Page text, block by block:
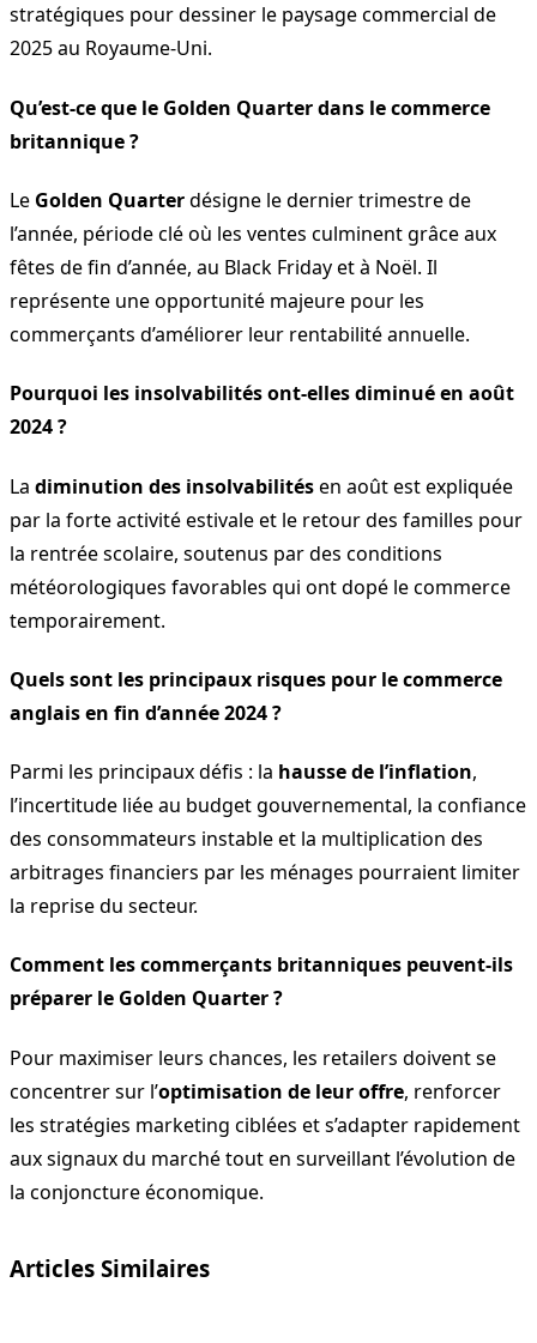
stratégiques pour dessiner le paysage commercial de
2025 au Royaume-Uni.
Qu’est-ce que le Golden Quarter dans le commerce
britannique ?
Le Golden Quarterdésigne le dernier trimestre de
l’année, période clé où les ventes culminent grâce aux
fêtes de fin d’année, au Black Friday et à Noël. Il
représente une opportunité majeure pour les
commerçants d’améliorer leur rentabilité annuelle.
Pourquoi les insolvabilités ont-elles diminué en août
2024 ?
La diminution des insolvabilitésen août est expliquée
par la forte activité estivale et le retour des familles pour
la rentrée scolaire, soutenus par des conditions
météorologiques favorables qui ont dopé le commerce
temporairement.
Quels sont les principaux risques pour le commerce
anglais en fin d’année 2024 ?
Parmi les principaux défis : la hausse de l’inflation,
l’incertitude liée au budget gouvernemental, la confiance
des consommateurs instable et la multiplication des
arbitrages financiers par les ménages pourraient limiter
la reprise du secteur.
Comment les commerçants britanniques peuvent-ils
préparer le Golden Quarter ?
Pour maximiser leurs chances, les retailers doivent se
concentrer sur l’optimisation de leur offre, renforcer
les stratégies marketing ciblées et s’adapter rapidement
aux signaux du marché tout en surveillant l’évolution de
la conjoncture économique.
Articles Similaires